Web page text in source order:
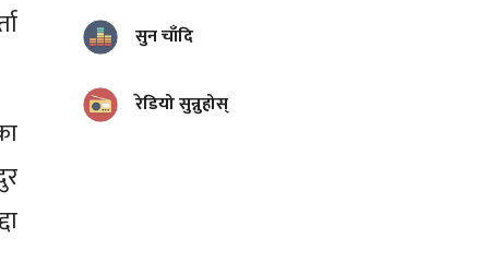
सुन चाँदि
रेडियो सुन्नुहोस्